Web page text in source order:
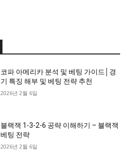
코파 아메리카 분석 및 베팅 가이드│경
기 특징 해부 및 베팅 전략 추천
2026년 2월 6일
블랙잭 1-3-2-6 공략 이해하기 – 블랙잭
베팅 전략
2026년 2월 6일